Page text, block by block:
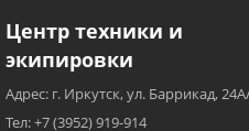
Центр техники и
экипировки
Адрес: г. Иркутск, ул. Баррикад,
Тел: +7 (3952) 919-914